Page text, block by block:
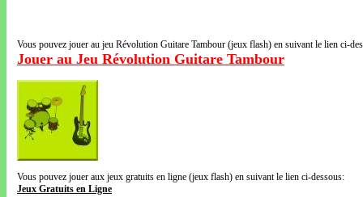
Vous pouvez jouer au jeu Révolution Guitare Tambour (jeux flash) en suivant le lien ci-
Jouer au Jeu Révolution Guitare Tambour
Vous pouvez jouer aux jeux gratuits en ligne (jeux flash) en suivant le lien ci-dessous:
Jeux Gratuits en Ligne